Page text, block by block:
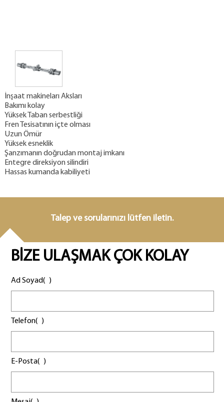
İnşaat makineları Aksları
Bakımı kolay
Yüksek Taban serbestliği
Fren Tesisatının içte olması
Uzun Ömür
Yüksek esneklik
Şanzımanın doğrudan montaj imkanı
Entegre direksiyon silindiri
Hassas kumanda kabiliyeti
Talep ve sorularınızı lütfen iletin.
BİZE ULAŞMAK ÇOK KOLAY
Ad Soyad( )
Telefon( )
E-Posta( )